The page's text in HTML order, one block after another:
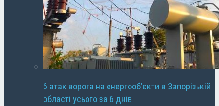
6 атак ворога на енергооб’єкти в Запорізькій
області усього за 6 днів